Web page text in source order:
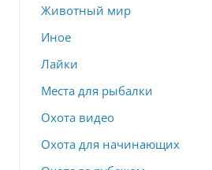
Животный мир
Иное
Лайки
Места для рыбалки
Охота видео
Охота для начинающих